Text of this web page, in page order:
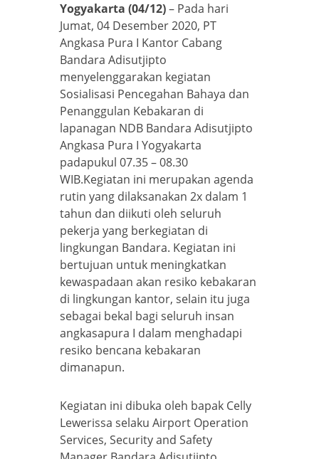
Yogyakarta (04/12)– Pada hari
Jumat, 04 Desember 2020, PT
Angkasa Pura I Kantor Cabang
Bandara Adisutjipto
menyelenggarakan kegiatan
Sosialisasi Pencegahan Bahaya dan
Penanggulan Kebakaran di
lapanagan NDB Bandara Adisutjipto
Angkasa Pura I Yogyakarta
padapukul 07.35 – 08.30
WIB.Kegiatan ini merupakan agenda
rutin yang dilaksanakan 2x dalam 1
tahun dan diikuti oleh seluruh
pekerja yang berkegiatan di
lingkungan Bandara. Kegiatan ini
bertujuan untuk meningkatkan
kewaspadaan akan resiko kebakaran
di lingkungan kantor, selain itu juga
sebagai bekal bagi seluruh insan
angkasapura I dalam menghadapi
resiko bencana kebakaran
dimanapun.
Kegiatan ini dibuka oleh bapak Celly
Lewerissa selaku Airport Operation
Services, Security and Safety